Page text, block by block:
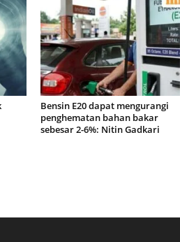
Bensin E20 dapat mengurangi
penghematan bahan bakar
sebesar 2-6%: Nitin Gadkari